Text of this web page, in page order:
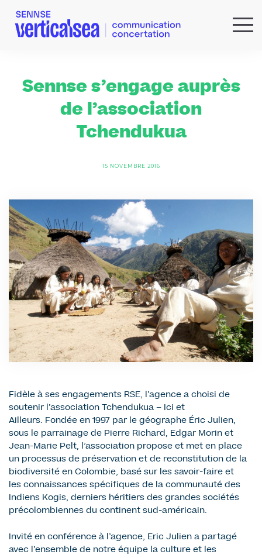
ACTUS & IDÉES
NEWSLETTER
Sennse s’engage auprès
de l’association
Tchendukua
15 NOVEMBRE 2016
Fidèle à ses engagements RSE, l’agence a choisi de
soutenir l’association Tchendukua – Ici et
Ailleurs. Fondée en 1997 par le géographe Éric Julien,
sous le parrainage de Pierre Richard, Edgar Morin et
Jean-Marie Pelt, l’association propose et met en place
un processus de préservation et de reconstitution de la
biodiversité en Colombie, basé sur les savoir-faire et
les connaissances spécifiques de la communauté des
Indiens Kogis, derniers héritiers des grandes sociétés
précolombiennes du continent sud-américain.
Invité en conférence à l’agence, Eric Julien a partagé
avec l’ensemble de notre équipe la culture et les